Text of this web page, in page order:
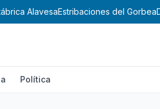
AlavesaEstribaciones del Gorbea
Política